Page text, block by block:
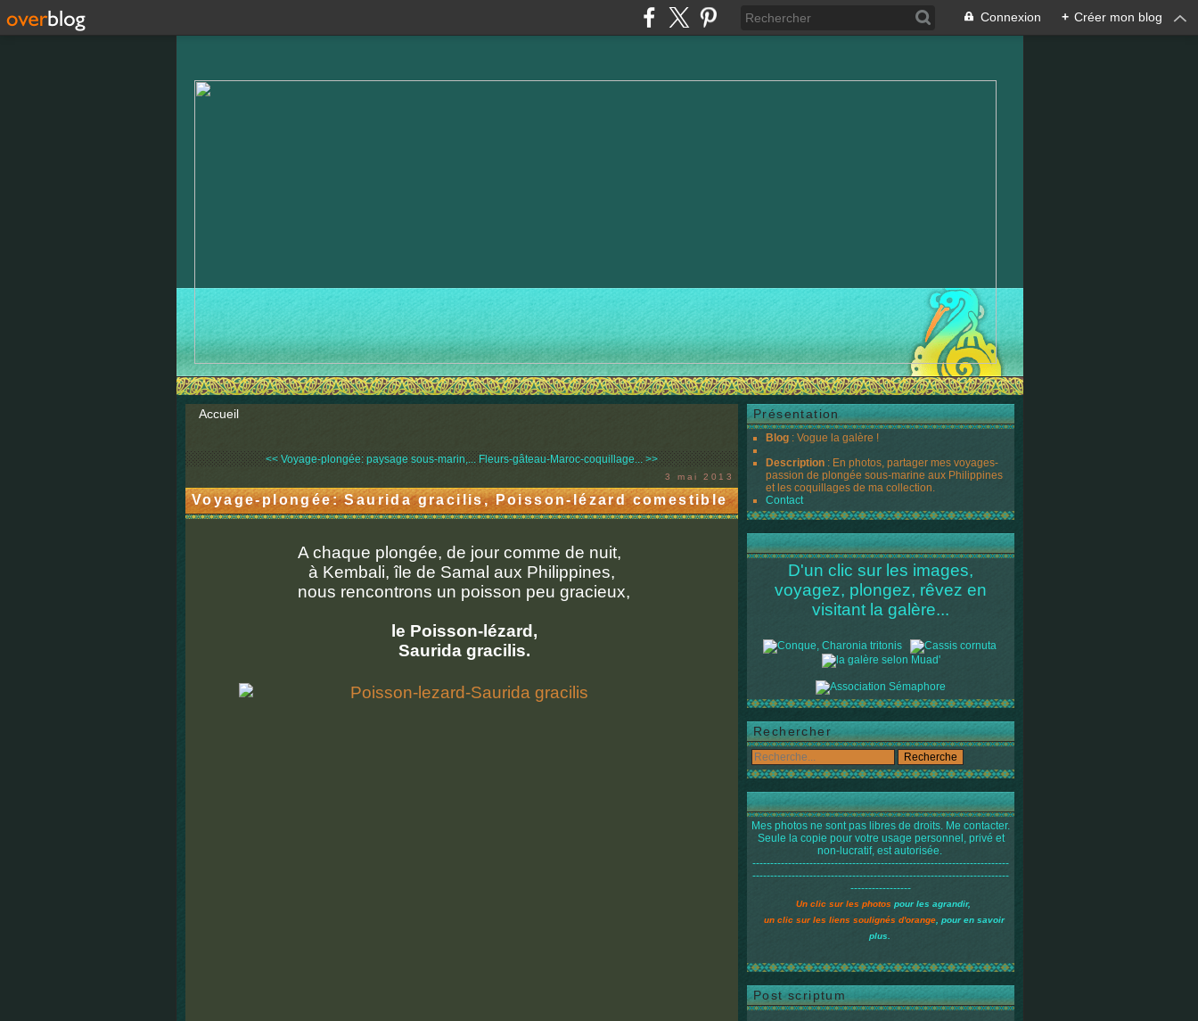
Connexion + Créer mon blog
Accueil
<< Voyage-plongée: paysage sous-marin,... Fleurs-gâteau-Maroc-coquillage... >>
3 mai 2013
Voyage-plongée: Saurida gracilis, Poisson-lézard comestible
A chaque plongée, de jour comme de nuit,
à Kembali, île de Samal aux Philippines,
nous rencontrons un poisson peu gracieux,
le Poisson-lézard,
Saurida gracilis.
Présentation
Blog : Vogue la galère !
Description : En photos, partager mes voyages-
passion de plongée sous-marine aux Philippines
et les coquillages de ma collection.
Contact
D'un clic sur les images,
voyagez, plongez, rêvez en
visitant la galère...
Rechercher
Mes photos ne sont pas libres de droits. Me contacter.
Seule la copie pour votre usage personnel, privé et
non-lucratif, est autorisée.
------------------------------------------------------------------------
------------------------------------------------------------------------
-----------------
Un clic sur les photos pour les agrandir,
un clic sur les liens soulignés d'orange , pour en savoir
plus.
Post scriptum